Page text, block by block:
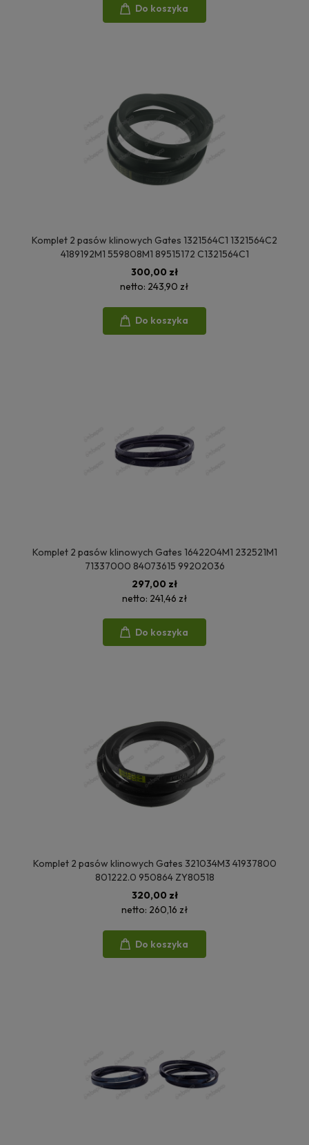
Do koszyka
Komplet 2 pasów klinowych Gates 1321564C1 1321564C2
4189192M1 559808M1 89515172 C1321564C1
300,00 zł
netto: 243,90 zł
Do koszyka
Komplet 2 pasów klinowych Gates 1642204M1 232521M1
71337000 84073615 99202036
297,00 zł
netto: 241,46 zł
Do koszyka
Komplet 2 pasów klinowych Gates 321034M3 41937800
801222.0 950864 ZY80518
320,00 zł
netto: 260,16 zł
Do koszyka